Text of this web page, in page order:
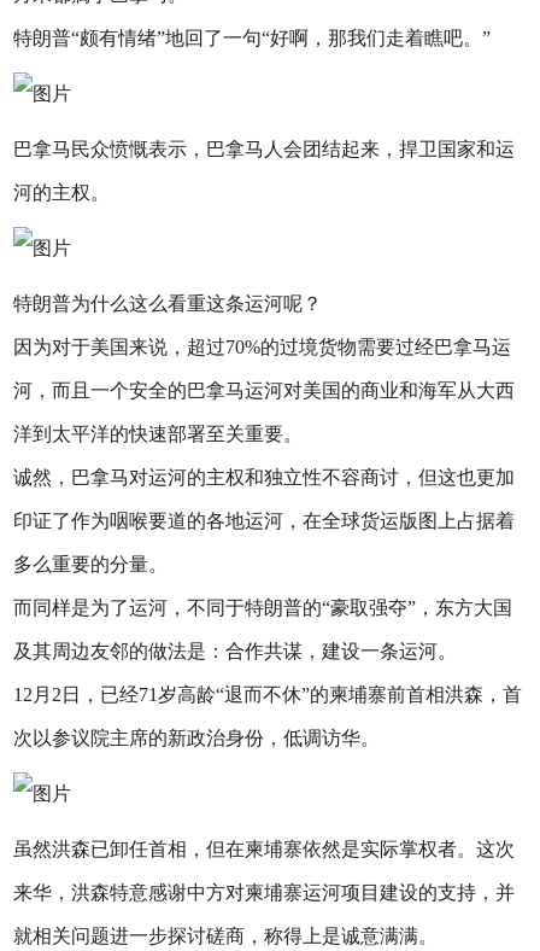
特朗普“颇有情绪”地回了一句“好啊，那我们走着瞧吧。”
巴拿马民众愤慨表示，巴拿马人会团结起来，捍卫国家和运
河的主权。
特朗普为什么这么看重这条运河呢？
因为对于美国来说，超过70%的过境货物需要过经巴拿马运
河，而且一个安全的巴拿马运河对美国的商业和海军从大西
洋到太平洋的快速部署至关重要。
诚然，巴拿马对运河的主权和独立性不容商讨，但这也更加
印证了作为咽喉要道的各地运河，在全球货运版图上占据着
多么重要的分量。
而同样是为了运河，不同于特朗普的“豪取强夺”，东方大国
及其周边友邻的做法是：合作共谋，建设一条运河。
12月2日，已经71岁高龄“退而不休”的柬埔寨前首相洪森，首
次以参议院主席的新政治身份，低调访华。
虽然洪森已卸任首相，但在柬埔寨依然是实际掌权者。这次
来华，洪森特意感谢中方对柬埔寨运河项目建设的支持，并
就相关问题进一步探讨磋商，称得上是诚意满满。